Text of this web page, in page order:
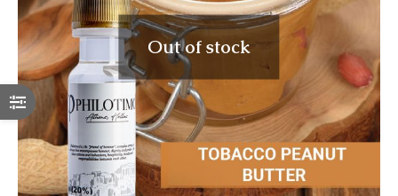
Out of stock